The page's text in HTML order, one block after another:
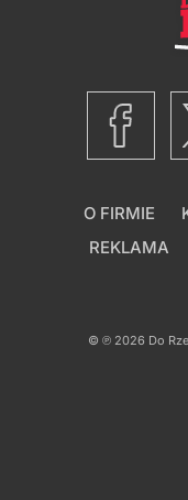
O FIRMIE
REKLAMA
© ℗ 2026 Do